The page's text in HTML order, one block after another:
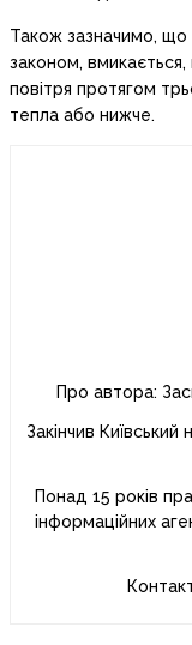
Також зазначимо, що
законом,
повітря протягом
тепла або нижче.
Про автора:
Закінчив
Понад 15 років
інформаційних